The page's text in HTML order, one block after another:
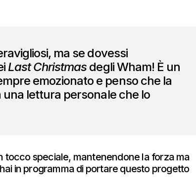
ma se dovessi
Last Christmas degli Wham! È un
emozionato e penso che la
una lettura personale che lo
tocco speciale, mantenendone la forza ma
in programma di portare questo progetto